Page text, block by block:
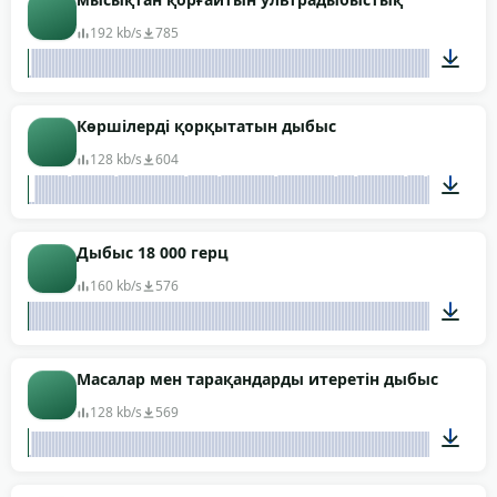
192 kb/s 785
Көршілерді қорқытатын дыбыс
128 kb/s 604
Дыбыс 18 000 герц
160 kb/s 576
00:30
Масалар мен тарақандарды итеретін дыбыс
128 kb/s 569